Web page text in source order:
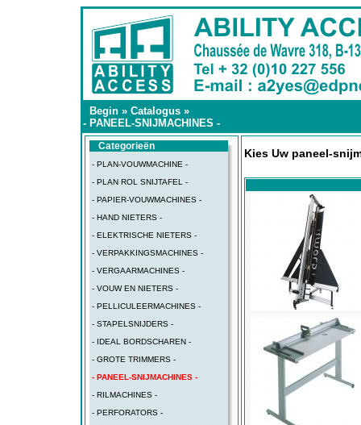
Begin » Catalogus »
- PANEEL-SNIJMACHINES -
Categorieën
- PLAN-VOUWMACHINE -
- PLAN ROL SNIJTAFEL -
- PAPIER-VOUWMACHINES -
- HAND NIETERS -
- ELEKTRISCHE NIETERS -
- VERPAKKINGSMACHINES -
- VERGAARMACHINES -
- VOUW EN NIETERS -
- PELLICULEERMACHINES -
- STAPELSNIJDERS -
- IDEAL BORDSCHAREN -
- GROTE TRIMMERS -
- PANEEL-SNIJMACHINES -
- RILMACHINES -
- PERFORATORS -
Kies Uw paneel-